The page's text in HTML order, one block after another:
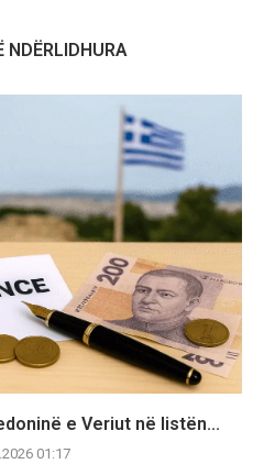
NDËRLIDHURA
e Veriut në listën...
01:17